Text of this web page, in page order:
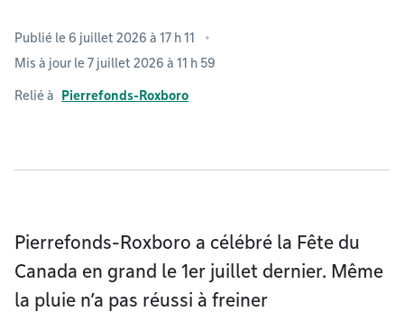
Publié le 6 juillet 2026 à 17 h 11
Mis à jour le 7 juillet 2026 à 11 h 59
Relié à Pierrefonds-Roxboro
Pierrefonds-Roxboro a célébré la Fête du
Canada en grand le 1er juillet dernier. Même
la pluie n’a pas réussi à freiner